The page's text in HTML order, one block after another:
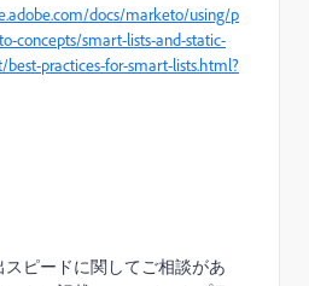
docs/marketo/using/p
concepts/smart-lists-and-static-
practices-for-smart-lists.html?
ピードに関してご相談があ